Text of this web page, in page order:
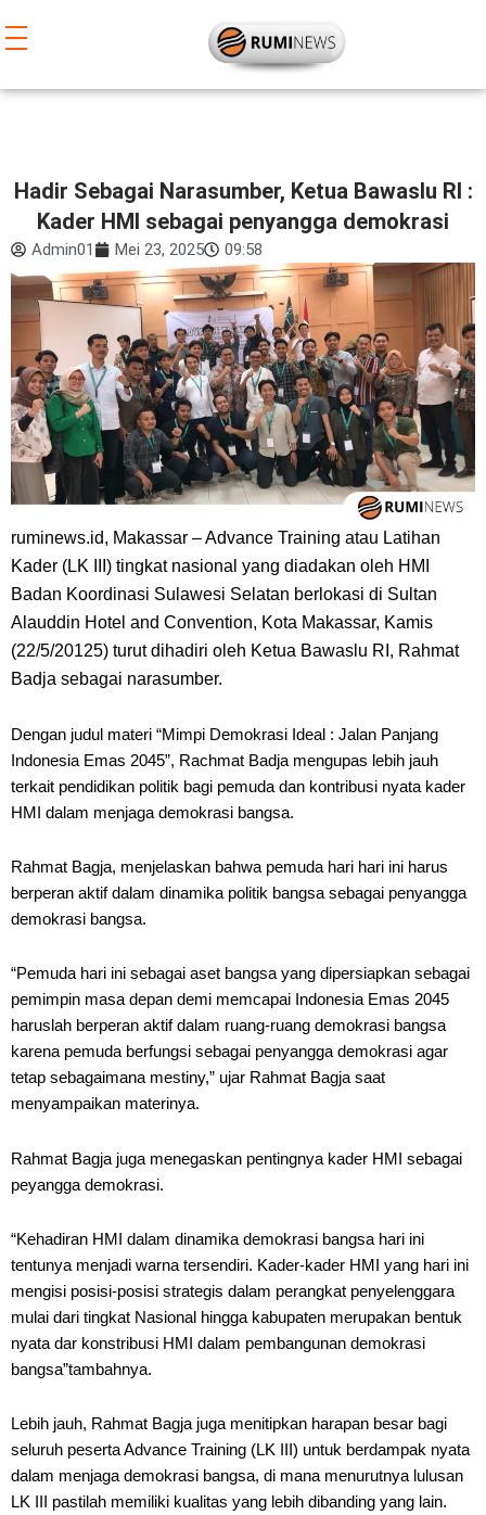
ke
Hadir Sebagai Narasumber, Ketua Bawaslu RI :
Kader HMI sebagai penyangga demokrasi
Admin01 Mei 23, 2025 09:58
ruminews.id, Makassar – Advance Training atau Latihan
Kader (LK III) tingkat nasional yang diadakan oleh HMI
Badan Koordinasi Sulawesi Selatan berlokasi di Sultan
Alauddin Hotel and Convention, Kota Makassar, Kamis
(22/5/20125) turut dihadiri oleh Ketua Bawaslu RI, Rahmat
Badja sebagai narasumber.
Dengan judul materi “Mimpi Demokrasi Ideal : Jalan Panjang
Indonesia Emas 2045”, Rachmat Badja mengupas lebih jauh
terkait pendidikan politik bagi pemuda dan kontribusi nyata kader
HMI dalam menjaga demokrasi bangsa.
Rahmat Bagja, menjelaskan bahwa pemuda hari hari ini harus
berperan aktif dalam dinamika politik bangsa sebagai penyangga
demokrasi bangsa.
“Pemuda hari ini sebagai aset bangsa yang dipersiapkan sebagai
pemimpin masa depan demi memcapai Indonesia Emas 2045
haruslah berperan aktif dalam ruang-ruang demokrasi bangsa
karena pemuda berfungsi sebagai penyangga demokrasi agar
tetap sebagaimana mestiny,” ujar Rahmat Bagja saat
menyampaikan materinya.
Rahmat Bagja juga menegaskan pentingnya kader HMI sebagai
peyangga demokrasi.
“Kehadiran HMI dalam dinamika demokrasi bangsa hari ini
tentunya menjadi warna tersendiri. Kader-kader HMI yang hari ini
mengisi posisi-posisi strategis dalam perangkat penyelenggara
mulai dari tingkat Nasional hingga kabupaten merupakan bentuk
nyata dar konstribusi HMI dalam pembangunan demokrasi
bangsa”tambahnya.
Lebih jauh, Rahmat Bagja juga menitipkan harapan besar bagi
seluruh peserta Advance Training (LK III) untuk berdampak nyata
dalam menjaga demokrasi bangsa, di mana menurutnya lulusan
LK III pastilah memiliki kualitas yang lebih dibanding yang lain.